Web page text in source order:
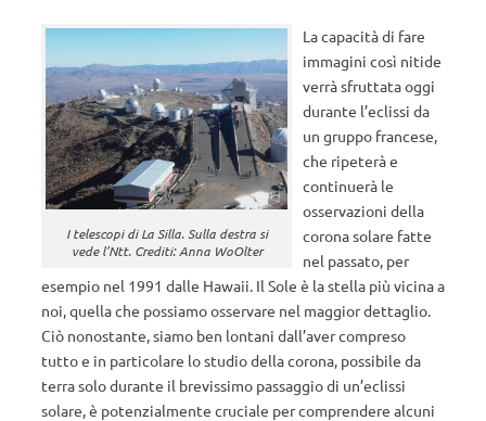
I telescopi di La Silla. Sulla destra si
vede l’Ntt. Crediti: Anna WoOlter
La capacità di fare
immagini così nitide
verrà sfruttata oggi
durante l’eclissi da
un gruppo francese,
che ripeterà e
continuerà le
osservazioni della
corona solare fatte
nel passato, per
esempio nel 1991 dalle Hawaii. Il Sole è la stella più vicina a
noi, quella che possiamo osservare nel maggior dettaglio.
Ciò nonostante, siamo ben lontani dall’aver compreso
tutto e in particolare lo studio della corona, possibile da
terra solo durante il brevissimo passaggio di un’eclissi
solare, è potenzialmente cruciale per comprendere alcuni